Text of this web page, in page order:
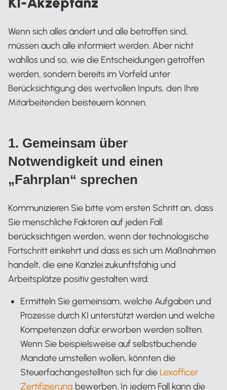
Wenn sich alles ändert und alle betroffen sind,
müssen auch alle informiert werden. Aber nicht
wahllos und so, wie die Entscheidungen getroffen
werden, sondern bereits im Vorfeld unter
Berücksichtigung des wertvollen Inputs, den Ihre
Mitarbeitenden beisteuern können.
1. Gemeinsam über
Notwendigkeit und einen
„Fahrplan“ sprechen
Kommunizieren Sie bitte vom ersten Schritt an, dass
Sie menschliche Faktoren auf jeden Fall
berücksichtigen werden, wenn der technologische
Fortschritt einkehrt und dass es sich um Maßnahmen
handelt, die eine Kanzlei zukunftsfähig und
Arbeitsplätze positiv gestalten wird:
Ermitteln Sie gemeinsam, welche Aufgaben und
Prozesse durch KI unterstützt werden und welche
Kompetenzen dafür erworben werden sollten.
Wenn Sie beispielsweise auf selbstbuchende
Mandate umstellen wollen, könnten die
Steuerfachangestellten sich für die Lexofficer
Zertifizierung bewerben. In jedem Fall kann die